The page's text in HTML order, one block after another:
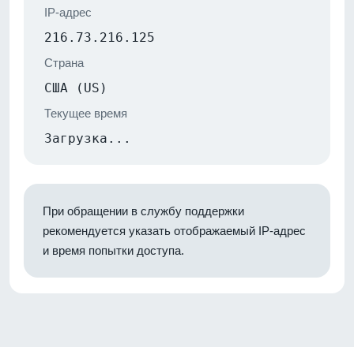
IP-адрес
216.73.216.125
Страна
США (US)
Текущее время
Загрузка...
При обращении в службу поддержки
рекомендуется указать отображаемый IP-адрес
и время попытки доступа.